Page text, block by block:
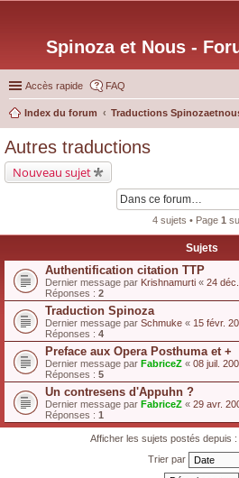
Spinoza et Nous -
Accès rapide FAQ
Index du forum Traductions
Autres traductions
Nouveau sujet
4 sujets • Page 1
Sujets
Authentification citation TTP
Dernier message par Krishnamurti « 24
Réponses : 2
Traduction Spinoza
Dernier message par Schmuke « 15 févr.
Réponses : 4
Preface aux Opera Posthuma et +
Dernier message par FabriceZ « 08 juil.
Réponses : 5
Un contresens d'Appuhn ?
Dernier message par FabriceZ « 29 avr.
Réponses : 1
Afficher les sujets postés depuis :
Trier par